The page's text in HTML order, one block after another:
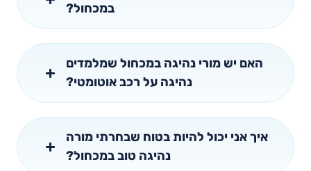
במכחול?
האם יש מורי נהיגה במכחול שמלמדים
נהיגה על רכב אוטומטי?
איך אני יכול להיות בטוח שבחרתי מורה
נהיגה טוב במכחול?